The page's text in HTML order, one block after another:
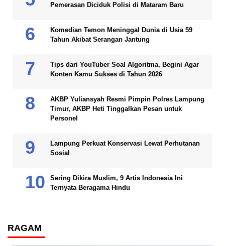
Pemerasan Diciduk Polisi di Mataram Baru
Komedian Temon Meninggal Dunia di Usia 59
Tahun Akibat Serangan Jantung
Tips dari YouTuber Soal Algoritma, Begini Agar
Konten Kamu Sukses di Tahun 2026
AKBP Yuliansyah Resmi Pimpin Polres Lampung
Timur, AKBP Heti Tinggalkan Pesan untuk
Personel
Lampung Perkuat Konservasi Lewat Perhutanan
Sosial
Sering Dikira Muslim, 9 Artis Indonesia Ini
Ternyata Beragama Hindu
RAGAM